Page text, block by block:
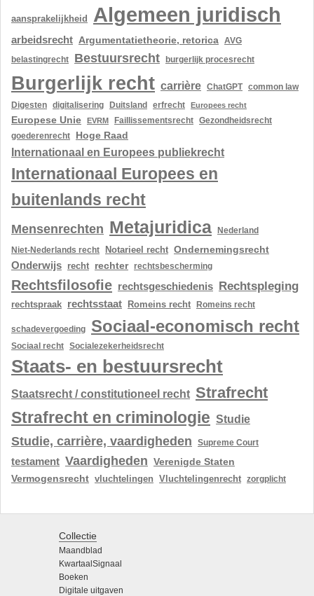
aansprakelijkheid Algemeen juridisch
arbeidsrecht Argumentatietheorie, retorica AVG
belastingrecht Bestuursrecht burgerlijk procesrecht
Burgerlijk recht carrière ChatGPT common law
Digesten
digitalisering Duitsland erfrecht Europees recht
Europese Unie EVRM Faillissementsrecht
Gezondheidsrecht
goederenrecht
Hoge Raad
Internationaal en Europees publiekrecht
Internationaal Europees en
buitenlands recht
Mensenrechten Metajuridica
Nederland
Niet-Nederlands recht
Notarieel recht Ondernemingsrecht
Onderwijs recht rechter rechtsbescherming
Rechtsfilosofie rechtsgeschiedenis Rechtspleging
rechtspraak rechtsstaat Romeins recht Romeins recht
schadevergoeding Sociaal-economisch recht
Sociaal recht Socialezekerheidsrecht
Staats- en bestuursrecht
Staatsrecht / constitutioneel recht Strafrecht
Strafrecht en criminologie Studie
Studie, carrière, vaardigheden Supreme Court
testament Vaardigheden Verenigde Staten
Vermogensrecht vluchtelingen Vluchtelingenrecht zorgplicht
Collectie
Maandblad
KwartaalSignaal
Boeken
Digitale uitgaven